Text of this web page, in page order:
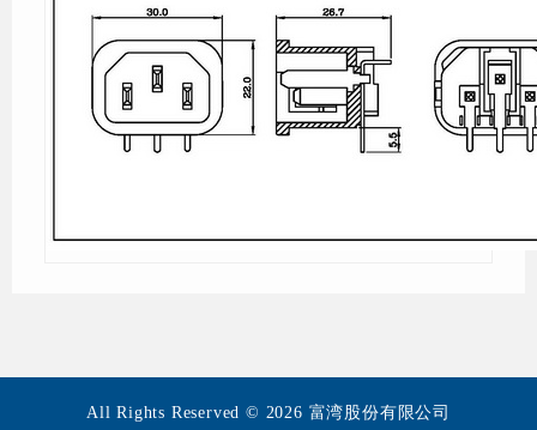
All Rights Reserved © 2026 富湾股份有限公司